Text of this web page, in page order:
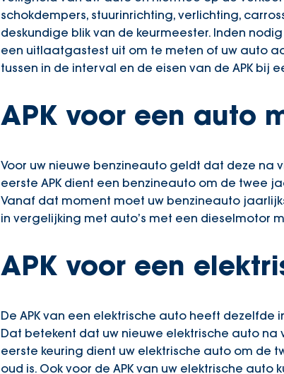
schokdempers, stuurinrichting, verlichting,
deskundige blik van de keurmeester. Inden
een uitlaatgastest uit om te meten of uw auto
tussen in de interval en de eisen van de APK bij
APK voor een auto
Voor uw nieuwe benzineauto geldt dat deze na
eerste APK dient een benzineauto om de twee
Vanaf dat moment moet uw benzineauto
in vergelijking met auto’s met een dieselmotor
APK voor een
De APK van een elektrische auto heeft
Dat betekent dat uw nieuwe elektrische auto
eerste keuring dient uw elektrische auto om de
oud is. Ook voor de APK van uw elektrische